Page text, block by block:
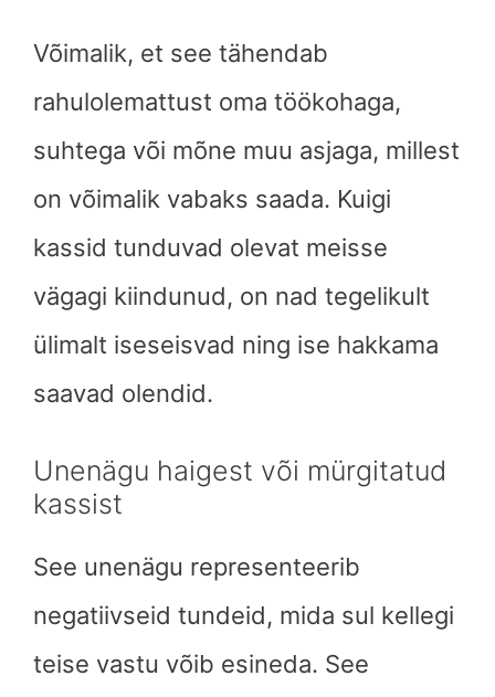
Võimalik, et see tähendab
rahulolemattust oma töökohaga,
suhtega või mõne muu asjaga, millest
on võimalik vabaks saada. Kuigi
kassid tunduvad olevat meisse
vägagi kiindunud, on nad tegelikult
ülimalt iseseisvad ning ise hakkama
saavad olendid.
Unenägu haigest või mürgitatud
kassist
See unenägu representeerib
negatiivseid tundeid, mida sul kellegi
teise vastu võib esineda. See